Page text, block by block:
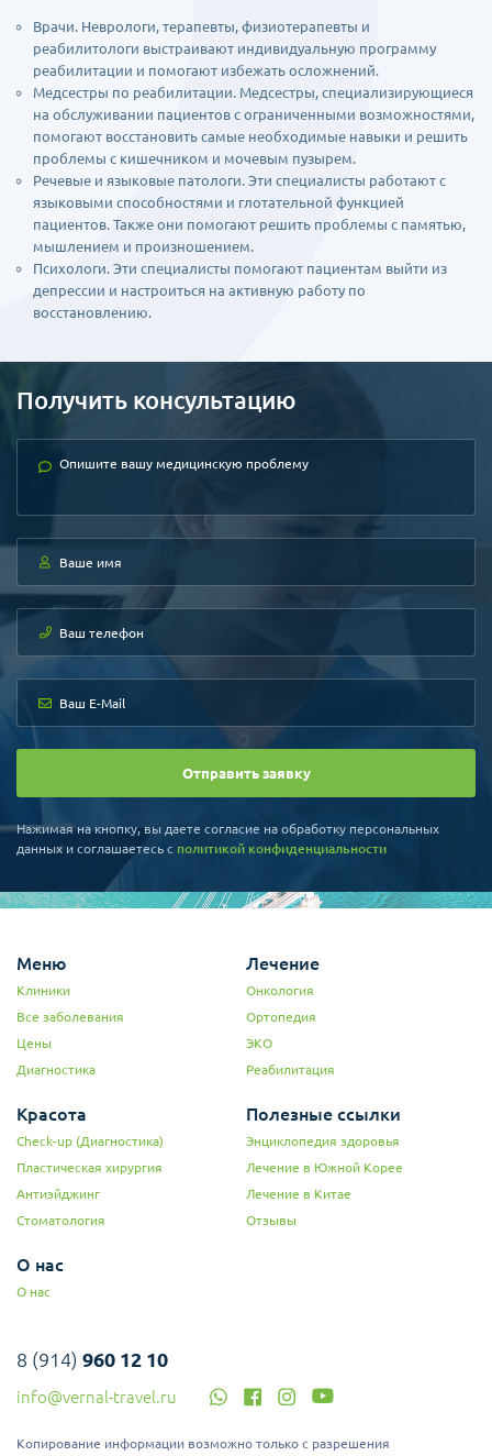
Врачи. Неврологи, терапевты, физиотерапевты и
реабилитологи выстраивают индивидуальную программу
реабилитации и помогают избежать осложнений.
Медсестры по реабилитации. Медсестры, специализирующиеся
на обслуживании пациентов с ограниченными возможностями,
помогают восстановить самые необходимые навыки и решить
проблемы с кишечником и мочевым пузырем.
Речевые и языковые патологи. Эти специалисты работают с
языковыми способностями и глотательной функцией
пациентов. Также они помогают решить проблемы с памятью,
мышлением и произношением.
Психологи. Эти специалисты помогают пациентам выйти из
депрессии и настроиться на активную работу по
восстановлению.
Получить консультацию
Отправить заявку
Нажимая на кнопку, вы даете согласие на обработку персональных
данных и соглашаетесь c политикой конфиденциальности
Меню
Клиники
Все заболевания
Цены
Диагностика
Лечение
Онкология
Ортопедия
ЭКО
Реабилитация
Красота
Check-up (Диагностика)
Пластическая хирургия
Антиэйджинг
Стоматология
Полезные ссылки
Энциклопедия здоровья
Лечение в Южной Корее
Лечение в Китае
Отзывы
О нас
О нас
8 (914) 960 12 10
info@vernal-travel.ru
Копирование информации возможно только с разрешения